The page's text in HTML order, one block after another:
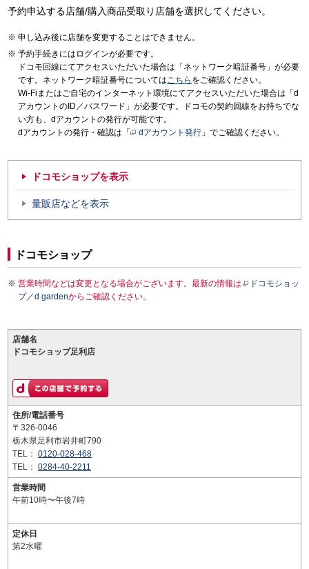
予約申込する店舗/購入商品受取り店舗を選択してください。
申し込み後に店舗を変更することはできません。
予約手続きにはログインが必要です。
ドコモ回線にてアクセスいただいた場合は「ネットワーク暗証番号」が必要
です。ネットワーク暗証番号についてはこちら をご確認ください。
Wi-Fiまたはご自宅のインターネット環境にてアクセスいただいた場合は「d
アカウントのID／パスワード」が必要です。ドコモの契約回線をお持ちでな
い方も、dアカウントの発行が可能です。
dアカウントの発行・確認は「
dアカウント発行 」でご確認ください。
ドコモショップを表示
量販店などを表示
ドコモショップ
営業時間などは変更となる場合がございます。最新の情報は
ドコモショッ
プ／d gardenからご確認ください。
店舗名
ドコモショップ足利店
住所/電話番号
〒326-0046
栃木県足利市岩井町790
TEL： 0120-028-468
TEL： 0284-40-2211
営業時間
午前10時〜午後7時
定休日
第2水曜